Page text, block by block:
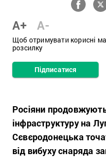
A+ A-
Щоб отримувати корисні
розсилку
Підписатися
Росіяни
інфраструктуру на
Сєвєродонецька
від вибуху снаряда